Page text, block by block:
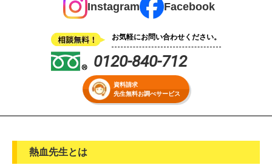
Instagram Facebook
お気軽にお問い合わせください。
0120-840-712
資料請求
先生無料お調べサービス
熱血先生とは